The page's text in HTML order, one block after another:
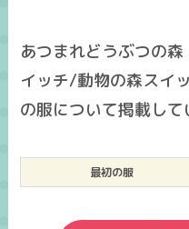
あつまれどうぶつの
イッチ/動物の森スイ
の服について掲載して
最初の服